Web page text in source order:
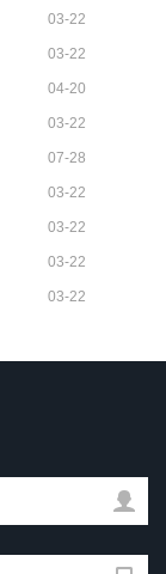
03-22
03-22
04-20
03-22
07-28
03-22
03-22
03-22
03-22